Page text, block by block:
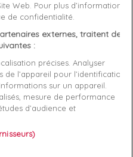
1108530P52500020
VOUS
Web. Pour plus d’informations,
de confidentialité.
externes, traitent des
:
précises. Analyser
l’appareil pour l’identification.
sur un appareil.
mesure de performance
d’audience et